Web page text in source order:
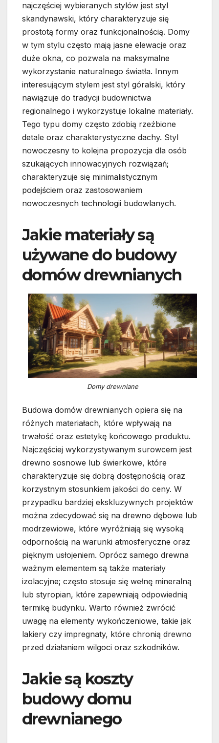
najczęściej wybieranych stylów jest styl
skandynawski, który charakteryzuje się
prostotą formy oraz funkcjonalnością. Domy
w tym stylu często mają jasne elewacje oraz
duże okna, co pozwala na maksymalne
wykorzystanie naturalnego światła. Innym
interesującym stylem jest styl góralski, który
nawiązuje do tradycji budownictwa
regionalnego i wykorzystuje lokalne materiały.
Tego typu domy często zdobią rzeźbione
detale oraz charakterystyczne dachy. Styl
nowoczesny to kolejna propozycja dla osób
szukających innowacyjnych rozwiązań;
charakteryzuje się minimalistycznym
podejściem oraz zastosowaniem
nowoczesnych technologii budowlanych.
Jakie materiały są
używane do budowy
domów drewnianych
Domy drewniane
Budowa domów drewnianych opiera się na
różnych materiałach, które wpływają na
trwałość oraz estetykę końcowego produktu.
Najczęściej wykorzystywanym surowcem jest
drewno sosnowe lub świerkowe, które
charakteryzuje się dobrą dostępnością oraz
korzystnym stosunkiem jakości do ceny. W
przypadku bardziej ekskluzywnych projektów
można zdecydować się na drewno dębowe lub
modrzewiowe, które wyróżniają się wysoką
odpornością na warunki atmosferyczne oraz
pięknym usłojeniem. Oprócz samego drewna
ważnym elementem są także materiały
izolacyjne; często stosuje się wełnę mineralną
lub styropian, które zapewniają odpowiednią
termikę budynku. Warto również zwrócić
uwagę na elementy wykończeniowe, takie jak
lakiery czy impregnaty, które chronią drewno
przed działaniem wilgoci oraz szkodników.
Jakie są koszty
budowy domu
drewnianego